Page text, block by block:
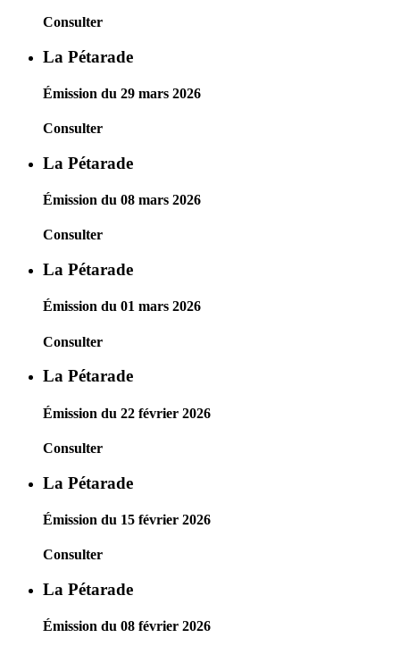
Consulter
La Pétarade
Émission du 29 mars 2026
Consulter
La Pétarade
Émission du 08 mars 2026
Consulter
La Pétarade
Émission du 01 mars 2026
Consulter
La Pétarade
Émission du 22 février 2026
Consulter
La Pétarade
Émission du 15 février 2026
Consulter
La Pétarade
Émission du 08 février 2026